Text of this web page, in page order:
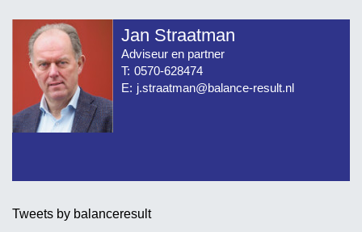
Jan Straatman
Adviseur en partner
T: 0570-628474
E: j.straatman@balance-result.nl
Tweets by balanceresult